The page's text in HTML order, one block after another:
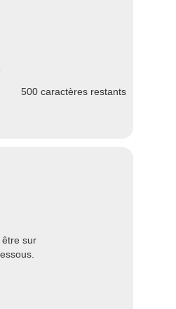
500 caractères restants
être sur